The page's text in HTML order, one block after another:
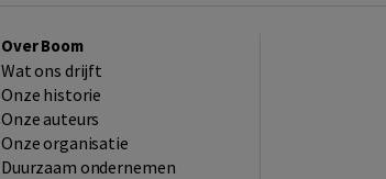
Over Boom
Wat ons drijft
Onze historie
Onze auteurs
Onze organisatie
Duurzaam ondernemen